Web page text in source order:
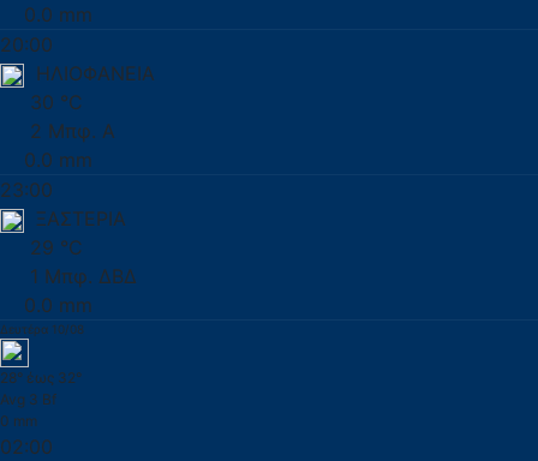
0.0 mm
20:00
ΗΛΙΟΦΑΝΕΙΑ
30 °C
2 Μπφ. Α
0.0 mm
23:00
ΞΑΣΤΕΡΙΑ
29 °C
1 Μπφ. ΔΒΔ
0.0 mm
Δευτέρα 10/08
28° έως 32°
Avg 3 Bf
0 mm
02:00